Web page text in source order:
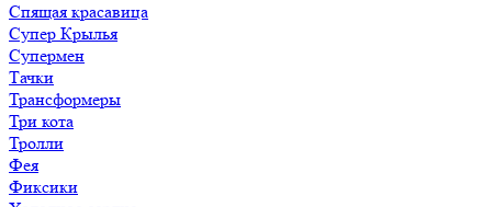
Спящая красавица
Супер Крылья
Супермен
Тачки
Трансформеры
Три кота
Тролли
Фея
Фиксики